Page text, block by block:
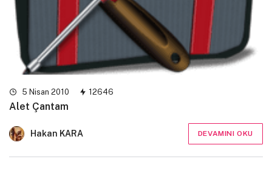
5 Nisan 2010 12646
Alet Çantam
Hakan KARA DEVAMINI OKU